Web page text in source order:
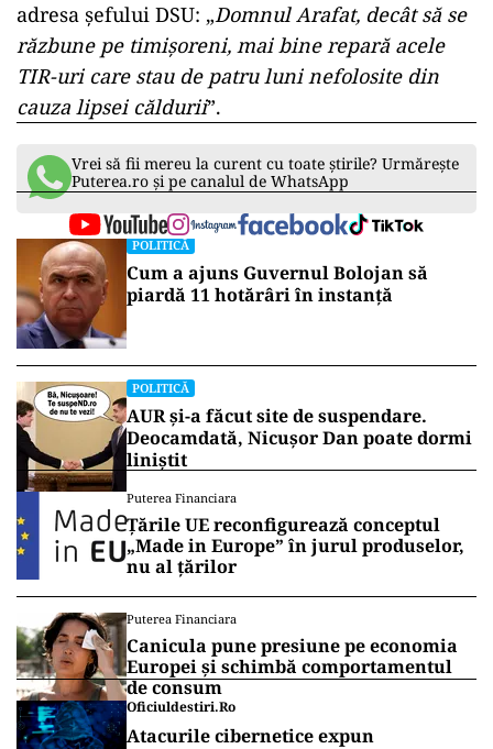
adresa șefului DSU: „Domnul Arafat, decât să se
răzbune pe timișoreni, mai bine repară acele
TIR-uri care stau de patru luni nefolosite din
cauza lipsei căldurii”.
Vrei să fii mereu la curent cu toate știrile? Urmărește
Puterea.ro și pe canalul de WhatsApp
POLITICĂ
Cum a ajuns Guvernul Bolojan să
piardă 11 hotărâri în instanță
POLITICĂ
AUR și-a făcut site de suspendare.
Deocamdată, Nicușor Dan poate dormi
liniștit
Puterea Financiara
Țările UE reconfigurează conceptul
„Made in Europe” în jurul produselor,
nu al țărilor
Puterea Financiara
Canicula pune presiune pe economia
Europei și schimbă comportamentul
de consum
Oficiuldestiri.ro
Atacurile cibernetice expun